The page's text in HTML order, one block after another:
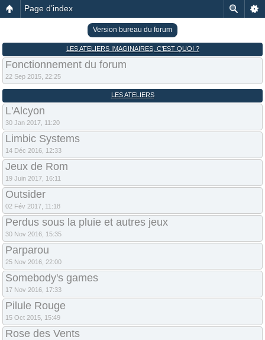
Page d’index
Version bureau du forum
LES ATELIERS IMAGINAIRES, C’EST QUOI ?
Fonctionnement du forum
22 Sep 2015, 22:25
LES ATELIERS
L'Alcyon
30 Jan 2017, 11:20
Limbic Systems
14 Déc 2016, 12:33
Jeux de Rom
19 Juin 2017, 16:11
Outsider
02 Fév 2017, 11:18
Perdus sous la pluie et autres jeux
30 Nov 2016, 15:35
Parparou
25 Nov 2016, 22:00
Somebody's games
17 Nov 2016, 17:33
Pilule Rouge
15 Oct 2015, 15:49
Rose des Vents